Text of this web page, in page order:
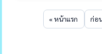
« หน้าแรก ก่อ